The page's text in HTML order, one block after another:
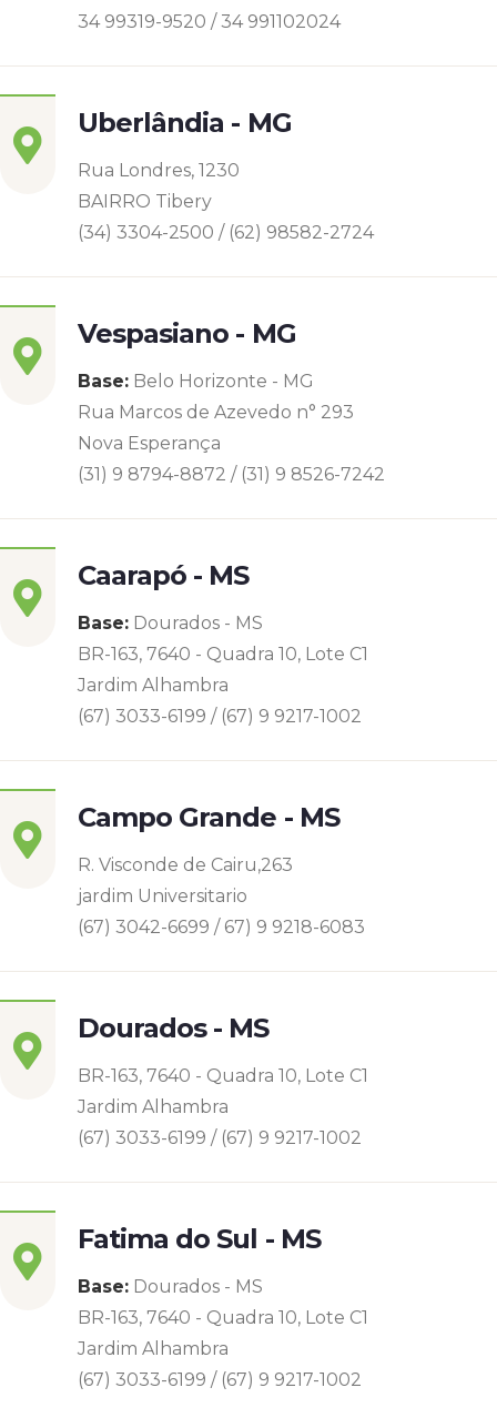
34 99319-9520 / 34 991102024
Uberlândia - MG
Rua Londres, 1230
BAIRRO Tibery
(34) 3304-2500 / (62) 98582-2724
Vespasiano - MG
Base: Belo Horizonte - MG
Rua Marcos de Azevedo n° 293
Nova Esperança
(31) 9 8794-8872 / (31) 9 8526-7242
Caarapó - MS
Base: Dourados - MS
BR-163, 7640 - Quadra 10, Lote C1
Jardim Alhambra
(67) 3033-6199 / (67) 9 9217-1002
Campo Grande - MS
R. Visconde de Cairu,263
jardim Universitario
(67) 3042-6699 / 67) 9 9218-6083
Dourados - MS
BR-163, 7640 - Quadra 10, Lote C1
Jardim Alhambra
(67) 3033-6199 / (67) 9 9217-1002
Fatima do Sul - MS
Base: Dourados - MS
BR-163, 7640 - Quadra 10, Lote C1
Jardim Alhambra
(67) 3033-6199 / (67) 9 9217-1002